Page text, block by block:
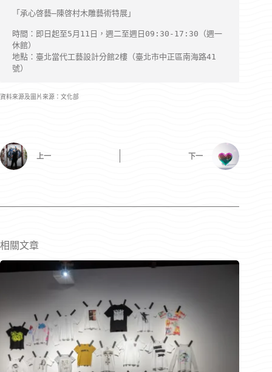
「承心啓藝—陳啓村木雕藝術特展」
時間：即日起至5月11日，週二至週日09:30-17:30（週一
休館）
地點：臺北當代工藝設計分館2樓（臺北市中正區南海路41
號）
資料來源及圖片來源：文化部
上一 下一
相關文章